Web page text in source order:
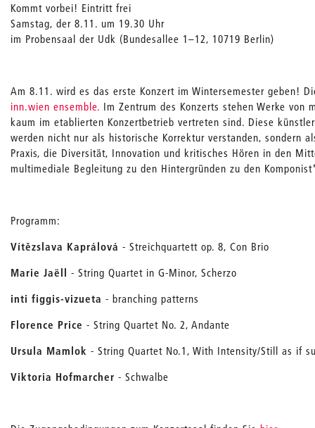
Kommt vorbei! Eintritt frei
Samstag, der 8.11. um 19.30 Uhr
im Probensaal der Udk (Bundesallee 1–12, 10719 Berlin)
Am 8.11. wird es das erste Konzert im Wintersemester geben!
inn.wien ensemble. Im Zentrum des Konzerts stehen Werke
kaum im etablierten Konzertbetrieb vertreten sind. Diese
werden nicht nur als historische Korrektur verstanden, sondern
Praxis, die Diversität, Innovation und kritisches Hören in den
multimediale Begleitung zu den Hintergründen zu den
Programm:
Vítězslava Kaprálová - Streichquartett op. 8, Con Brio
Marie Jaëll - String Quartet in G-Minor, Scherzo
inti figgis-vizueta - branching patterns
Florence Price - String Quartet No. 2, Andante
Ursula Mamlok - String Quartet No.1, With Intensity/Still as if
Viktoria Hofmarcher - Schwalbe